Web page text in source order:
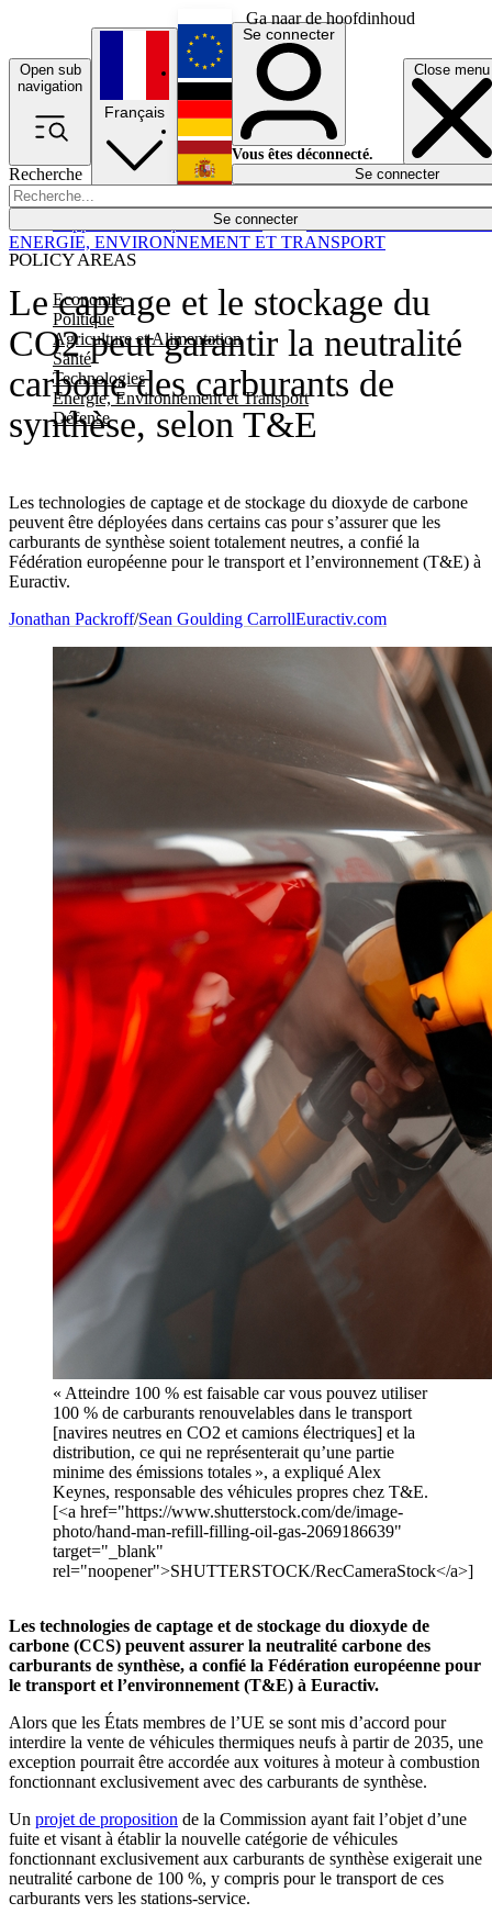
Ga naar de hoofdinhoud
Open sub
navigation
Close menu
Recherche
Se connecter
POLICY AREAS
Economie
Politique
Agriculture et Alimentation
Santé
Technologies
Energie, Environnement et Transport
Défense
Économie
Français
English
Deutsch
Español
Se connecter
Vous êtes déconnecté.
Se connecter
Le captage et le stockage du
CO2 peut garantir la neutralité
carbone des carburants de
synthèse, selon T&E
Les technologies de captage et de stockage du dioxyde de carbone
peuvent être déployées dans certains cas pour s’assurer que les
carburants de synthèse soient totalement neutres, a confié la
Fédération européenne pour le transport et l’environnement (T&E) à
Euractiv.
ENERGIE, ENVIRONNEMENT ET TRANSPORT
Jonathan Packroff/Sean Goulding CarrollEuractiv.com
« Atteindre 100 % est faisable car vous pouvez utiliser
100 % de carburants renouvelables dans le transport
[navires neutres en CO2 et camions électriques] et la
distribution, ce qui ne représenterait qu’une partie
minime des émissions totales », a expliqué Alex
Keynes, responsable des véhicules propres chez T&E.
[<a href="https://www.shutterstock.com/de/image-
photo/hand-man-refill-filling-oil-gas-2069186639"
target="_blank"
rel="noopener">SHUTTERSTOCK/RecCameraStock</a>]
Les technologies de captage et de stockage du dioxyde de
carbone (CCS) peuvent assurer la neutralité carbone des
carburants de synthèse, a confié la Fédération européenne pour
le transport et l’environnement (T&E) à Euractiv.
Alors que les États membres de l’UE se sont mis d’accord pour
interdire la vente de véhicules thermiques neufs à partir de 2035, une
exception pourrait être accordée aux voitures à moteur à combustion
fonctionnant exclusivement avec des carburants de synthèse.
Un projet de proposition de la Commission ayant fait l’objet d’une
fuite et visant à établir la nouvelle catégorie de véhicules
fonctionnant exclusivement aux carburants de synthèse exigerait une
neutralité carbone de 100 %, y compris pour le transport de ces
carburants vers les stations-service.